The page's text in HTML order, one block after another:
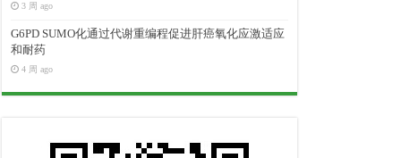
3 周 ago
G6PD SUMO化通过代谢重编程促进肝癌氧化应激适应
和耐药
4 周 ago